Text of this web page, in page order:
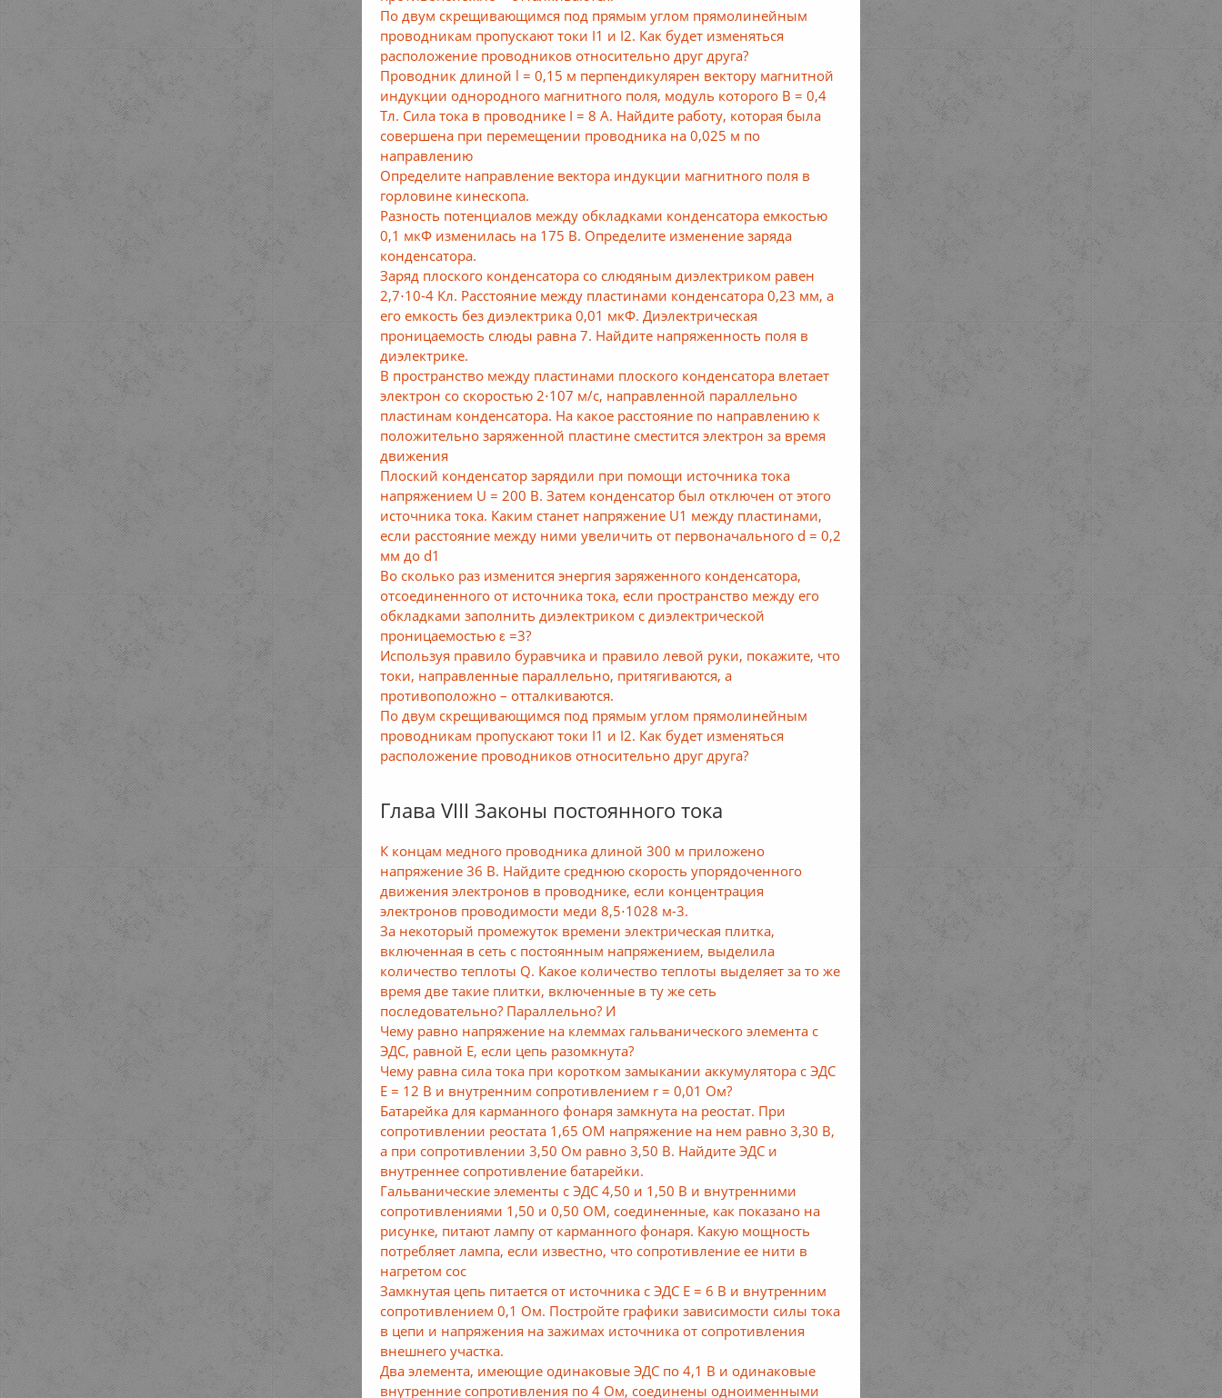
По двум скрещивающимся под прямым углом прямолинейным
проводникам пропускают токи I1 и I2. Как будет изменяться
расположение проводников относительно друг друга?
Проводник длиной l = 0,15 м перпендикулярен вектору магнитной
индукции однородного магнитного поля, модуль которого В = 0,4
Тл. Сила тока в проводнике I = 8 А. Найдите работу, которая была
совершена при перемещении проводника на 0,025 м по
направлению
Определите направление вектора индукции магнитного поля в
горловине кинескопа.
Разность потенциалов между обкладками конденсатора емкостью
0,1 мкФ изменилась на 175 В. Определите изменение заряда
конденсатора.
Заряд плоского конденсатора со слюдяным диэлектриком равен
2,7⋅10-4 Кл. Расстояние между пластинами конденсатора 0,23 мм, а
его емкость без диэлектрика 0,01 мкФ. Диэлектрическая
проницаемость слюды равна 7. Найдите напряженность поля в
диэлектрике.
В пространство между пластинами плоского конденсатора влетает
электрон со скоростью 2⋅107 м/с, направленной параллельно
пластинам конденсатора. На какое расстояние по направлению к
положительно заряженной пластине сместится электрон за время
движения
Плоский конденсатор зарядили при помощи источника тока
напряжением U = 200 B. Затем конденсатор был отключен от этого
источника тока. Каким станет напряжение U1 между пластинами,
если расстояние между ними увеличить от первоначального d = 0,2
мм до d1
Во сколько раз изменится энергия заряженного конденсатора,
отсоединенного от источника тока, если пространство между его
обкладками заполнить диэлектриком с диэлектрической
проницаемостью ε =3?
Используя правило буравчика и правило левой руки, покажите, что
токи, направленные параллельно, притягиваются, а
противоположно – отталкиваются.
По двум скрещивающимся под прямым углом прямолинейным
проводникам пропускают токи I1 и I2. Как будет изменяться
расположение проводников относительно друг друга?
Глава VIII Законы постоянного тока
К концам медного проводника длиной 300 м приложено
напряжение 36 В. Найдите среднюю скорость упорядоченного
движения электронов в проводнике, если концентрация
электронов проводимости меди 8,5⋅1028 м-3.
За некоторый промежуток времени электрическая плитка,
включенная в сеть с постоянным напряжением, выделила
количество теплоты Q. Какое количество теплоты выделяет за то же
время две такие плитки, включенные в ту же сеть
последовательно? Параллельно? И
Чему равно напряжение на клеммах гальванического элемента с
ЭДС, равной E, если цепь разомкнута?
Чему равна сила тока при коротком замыкании аккумулятора с ЭДС
E = 12 В и внутренним сопротивлением r = 0,01 Ом?
Батарейка для карманного фонаря замкнута на реостат. При
сопротивлении реостата 1,65 ОМ напряжение на нем равно 3,30 В,
а при сопротивлении 3,50 Ом равно 3,50 В. Найдите ЭДС и
внутреннее сопротивление батарейки.
Гальванические элементы с ЭДС 4,50 и 1,50 В и внутренними
сопротивлениями 1,50 и 0,50 ОМ, соединенные, как показано на
рисунке, питают лампу от карманного фонаря. Какую мощность
потребляет лампа, если известно, что сопротивление ее нити в
нагретом сос
Замкнутая цепь питается от источника с ЭДС E = 6 В и внутренним
сопротивлением 0,1 Ом. Постройте графики зависимости силы тока
в цепи и напряжения на зажимах источника от сопротивления
внешнего участка.
Два элемента, имеющие одинаковые ЭДС по 4,1 В и одинаковые
внутренние сопротивления по 4 Ом, соединены одноименными